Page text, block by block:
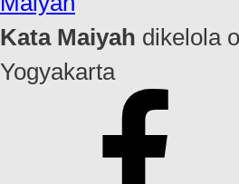
Kata Maiyah dikelola
Yogyakarta